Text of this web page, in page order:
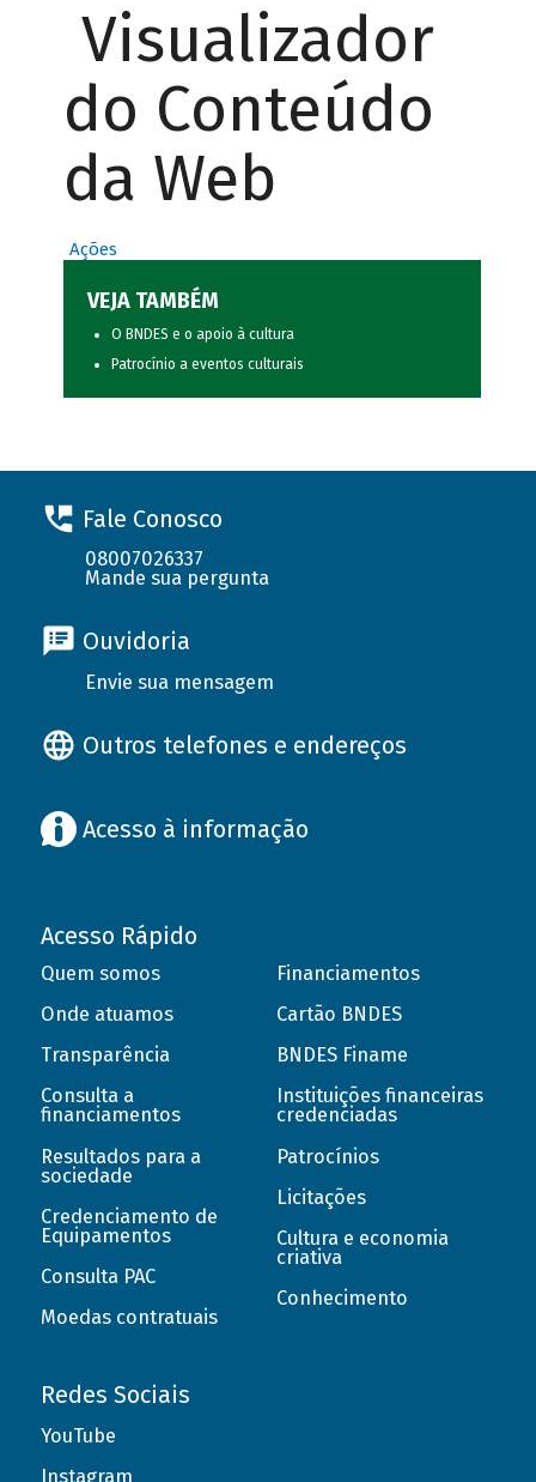
Visualizador
do Conteúdo
da Web
Ações
VEJA TAMBÉM
O BNDES e o apoio à cultura
Patrocínio a eventos culturais
Fale Conosco
08007026337
Mande sua pergunta
Ouvidoria
Envie sua mensagem
Outros telefones e endereços
Acesso à informação
Acesso Rápido
Quem somos
Onde atuamos
Transparência
Consulta a
financiamentos
Resultados para a
sociedade
Credenciamento de
Equipamentos
Consulta PAC
Moedas contratuais
Financiamentos
Cartão BNDES
BNDES Finame
Instituições financeiras
credenciadas
Patrocínios
Licitações
Cultura e economia
criativa
Conhecimento
Redes Sociais
YouTube
Instagram